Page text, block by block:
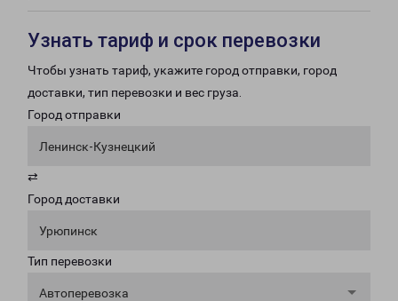
Узнать тариф и срок перевозки
Чтобы узнать тариф, укажите город отправки, город
доставки, тип перевозки и вес груза.
Город отправки
Ленинск-Кузнецкий
⇄
Город доставки
Урюпинск
Тип перевозки
Автоперевозка